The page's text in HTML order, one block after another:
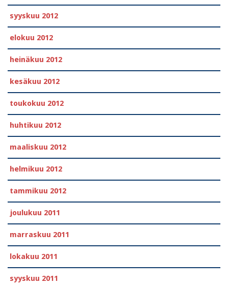
syyskuu 2012
elokuu 2012
heinäkuu 2012
kesäkuu 2012
toukokuu 2012
huhtikuu 2012
maaliskuu 2012
helmikuu 2012
tammikuu 2012
joulukuu 2011
marraskuu 2011
lokakuu 2011
syyskuu 2011